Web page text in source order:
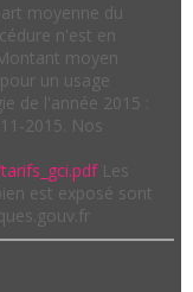
moyenne du
n'est en
moyen
un usage
de l'année 2015 :
2015. Nos
Les
est exposé sont